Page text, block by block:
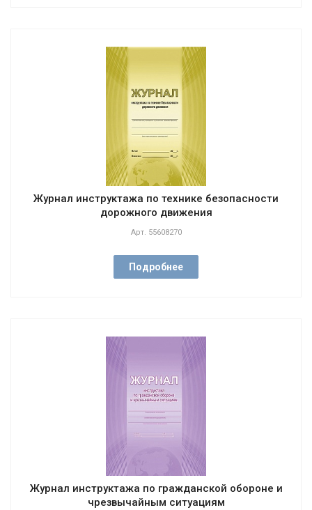
Журнал инструктажа по технике безопасности
дорожного движения
Арт. 55608270
Подробнее
Журнал инструктажа по гражданской обороне и
чрезвычайным ситуациям